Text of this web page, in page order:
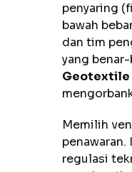
penyaring
bawah
dan tim
yang
Geotextile
Memilih
regulasi